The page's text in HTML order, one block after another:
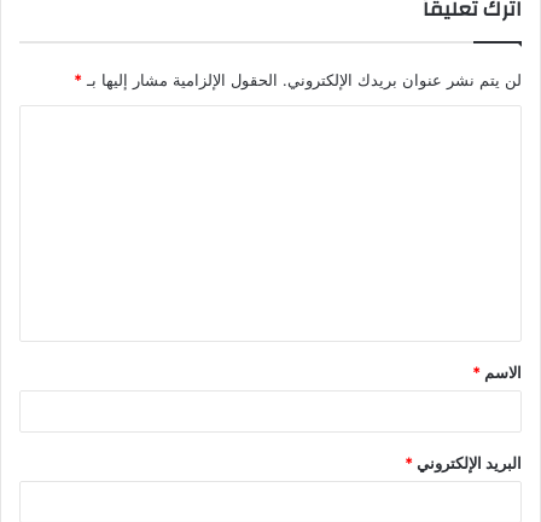
اترك تعليقاً
لن يتم نشر عنوان بريدك الإلكتروني. الحقول الإلزامية مشار إليها بـ *
ق
*
الاسم *
البريد الإلكتروني*